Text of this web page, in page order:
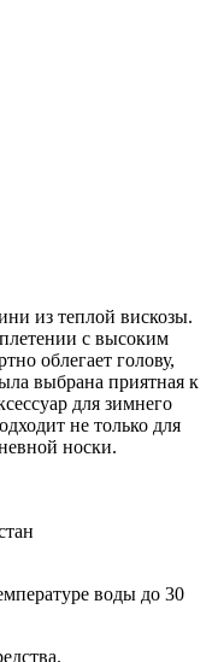
из теплой вискозы.
с высоким
облегает голову,
выбрана приятная к
для зимнего
не только для
носки.
воды до 30